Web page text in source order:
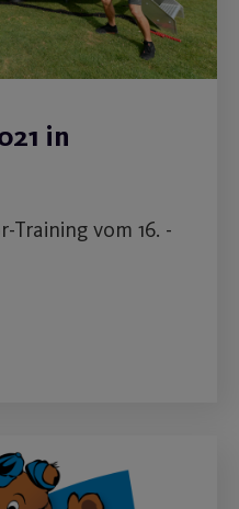
in
Training vom 16. -